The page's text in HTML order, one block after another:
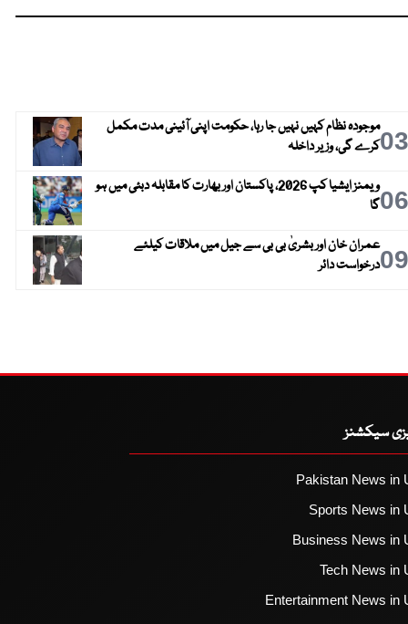
03موجودہ نظام کہیں نہیں جا رہا، حکومت اپنی آئینی مدت مکمل
کرے گی، وزیر داخلہ
06
ویمنز ایشیا کپ 2026، پاکستان اور بھارت کا مقابلہ دبئی میں ہو
گا
09عمران خان اور بشریٰ بی بی سے جیل میں ملاقات کیلئے
درخواست دائر
سیکشنز
Pakistan News in
Sports News in
Business News in
Tech News in
Entertainment News in